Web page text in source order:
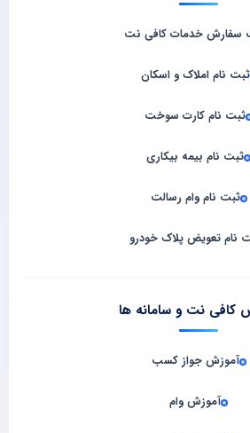
سفارش خدمات کافی‌ نت
ثبت نام املاک و اسکان
ثبت نام کارت سوخت
ثبت نام بیمه بیکاری
ثبت نام وام رسالت
نام تعویض پلاک خودرو
کافی نت و سامانه‌ ها
آموزش جواز کسب
آموزش وام